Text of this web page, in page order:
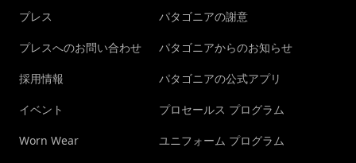
プレス
プレスへのお問い合わせ
採用情報
イベント
Worn Wear
パタゴニアの謝意
パタゴニアからのお知らせ
パタゴニアの公式アプリ
プロセールス プログラム
ユニフォーム プログラム